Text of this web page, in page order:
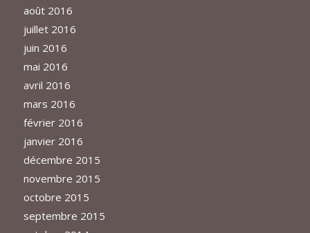
août 2016
juillet 2016
juin 2016
mai 2016
avril 2016
mars 2016
février 2016
janvier 2016
décembre 2015
novembre 2015
octobre 2015
septembre 2015